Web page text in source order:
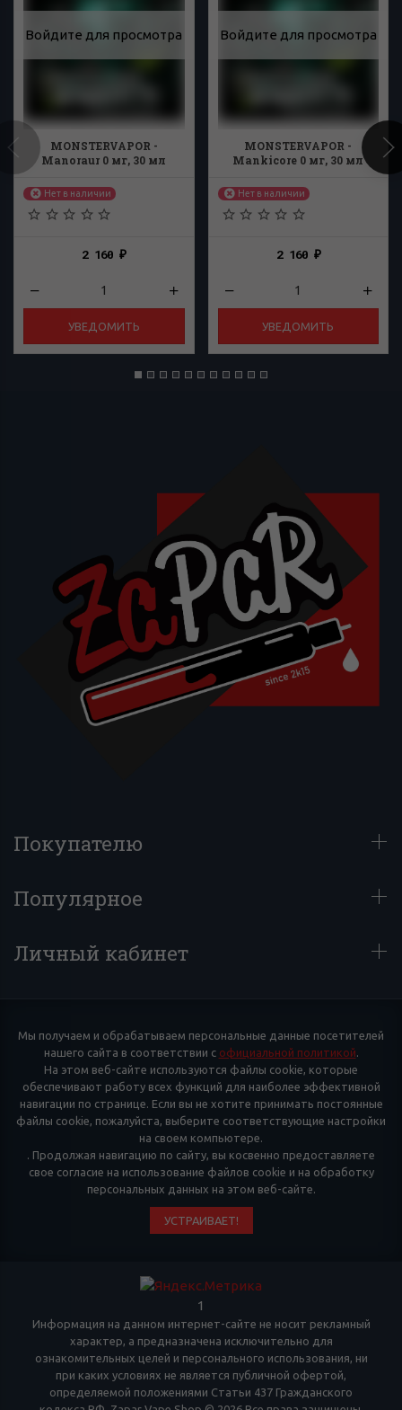
Войдите для просмотра
MONSTERVAPOR -
Manoraur 0 мг, 30 мл
Нет в наличии
2 160₽
УВЕДОМИТЬ
Войдите для просмотра
MONSTERVAPOR -
Mankicore 0 мг, 30 мл
Нет в наличии
2 160 ₽
УВЕДОМИТЬ
Покупателю
Популярное
Личный кабинет
Мы получаем и обрабатываем персональные данные посетителей
нашего сайта в соответствии с официальной политикой.
На этом веб-сайте используются файлы cookie, которые
обеспечивают работу всех функций для наиболее эффективной
навигации по странице. Если вы не хотите принимать постоянные
файлы cookie, пожалуйста, выберите соответствующие настройки
на своем компьютере.
. Продолжая навигацию по сайту, вы косвенно предоставляете
свое согласие на использование файлов cookie и на обработку
персональных данных на этом веб-сайте.
УСТРАИВАЕТ!
1
Информация на данном интернет-сайте не носит рекламный
характер, а предназначена исключительно для
ознакомительных целей и персонального использования, ни
при каких условиях не является публичной офертой,
определяемой положениями Статьи 437 Гражданского